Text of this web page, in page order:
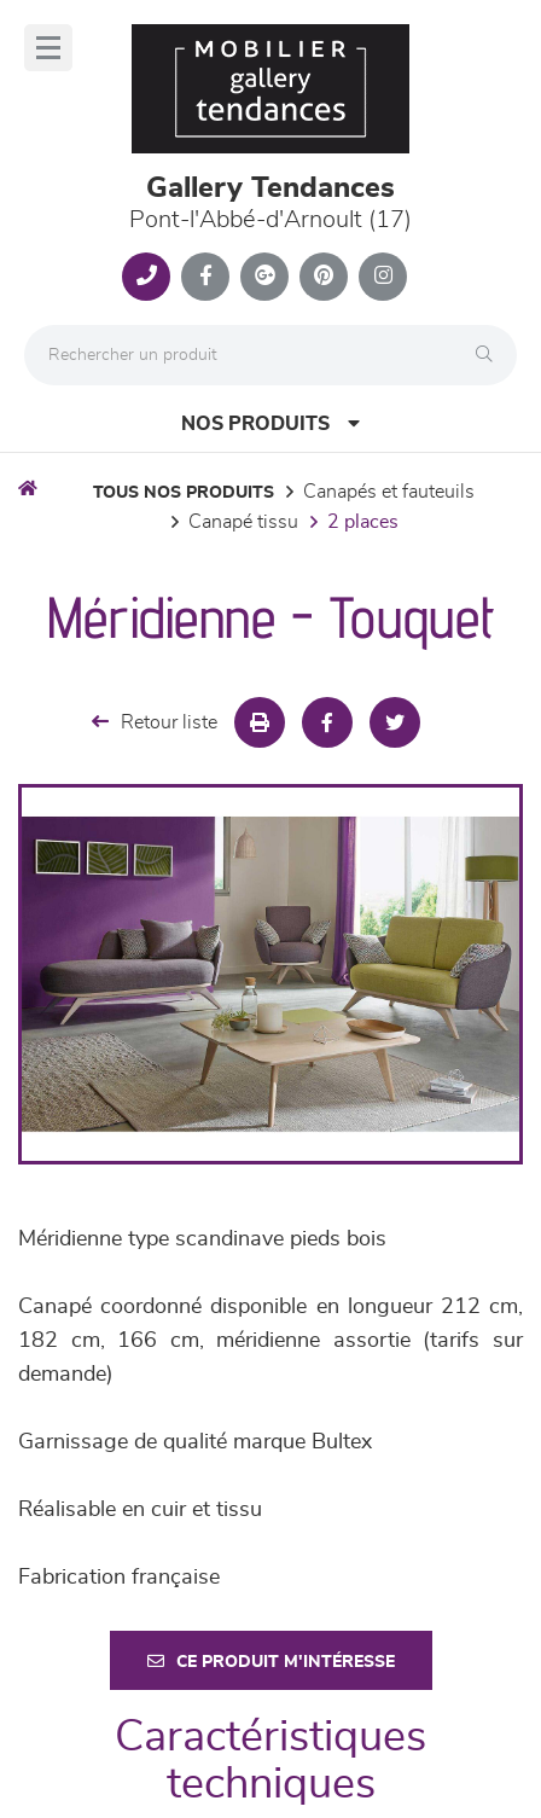
Gallery Tendances
Pont-l'Abbé-d'Arnoult (17)
NOS PRODUITS
séjours
chambres et dressing
literie
décoration
TOUS NOS PRODUITS
canapés et fauteuils
canapé tissu
2 places
Méridienne - Touquet
Retour liste
Méridienne type scandinave pieds bois
Canapé coordonné disponible en longueur 212 cm,
182 cm, 166 cm, méridienne assortie (tarifs sur
demande)
Garnissage de qualité marque Bultex
Réalisable en cuir et tissu
Fabrication française
CE PRODUIT M'INTÉRESSE
Caractéristiques
techniques